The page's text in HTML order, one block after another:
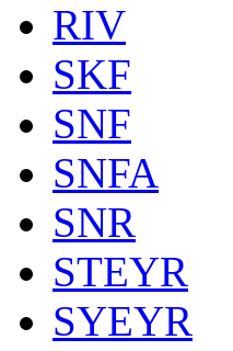
RIV
SKF
SNF
SNFA
SNR
STEYR
SYEYR